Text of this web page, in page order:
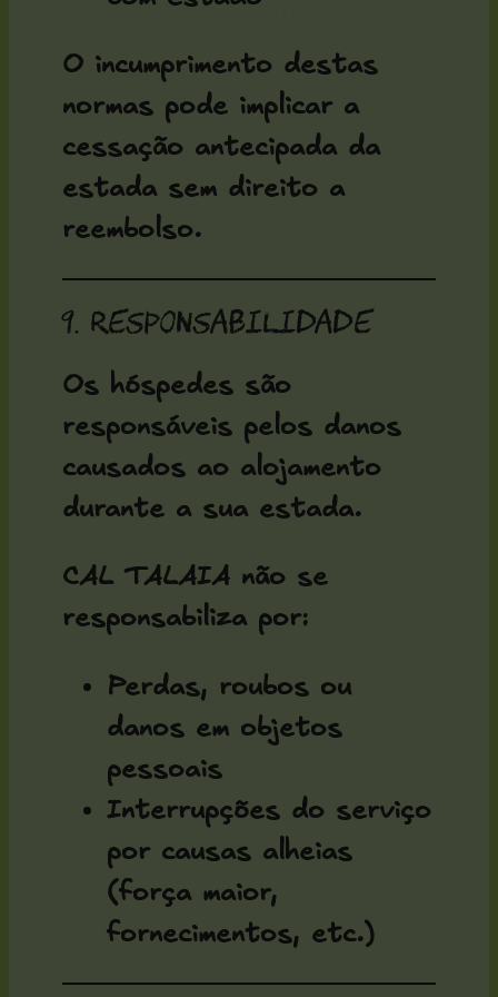
O incumprimento destas
normas pode implicar a
cessação antecipada da
estada sem direito a
reembolso.
9. Responsabilidade
Os hóspedes são
responsáveis pelos danos
causados ao alojamento
durante a sua estada.
CAL TALAIA não se
responsabiliza por:
Perdas, roubos ou
danos em objetos
pessoais
Interrupções do serviço
por causas alheias
(força maior,
fornecimentos, etc.)